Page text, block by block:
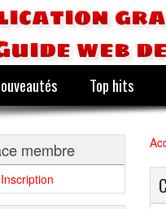
web
Top hits
membre